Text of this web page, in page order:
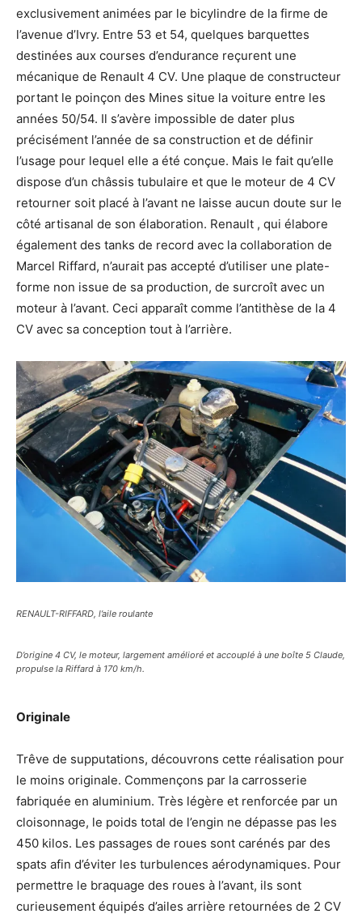
exclusivement animées par le bicylindre de la firme de
l’avenue d’Ivry. Entre 53 et 54, quelques barquettes
destinées aux courses d’endurance reçurent une
mécanique de Renault 4 CV. Une plaque de constructeur
portant le poinçon des Mines situe la voiture entre les
années 50/54. Il s’avère impossible de dater plus
précisément l’année de sa construction et de définir
l’usage pour lequel elle a été conçue. Mais le fait qu’elle
dispose d’un châssis tubulaire et que le moteur de 4 CV
retourner soit placé à l’avant ne laisse aucun doute sur le
côté artisanal de son élaboration. Renault , qui élabore
également des tanks de record avec la collaboration de
Marcel Riffard, n’aurait pas accepté d’utiliser une plate-
forme non issue de sa production, de surcroît avec un
moteur à l’avant. Ceci apparaît comme l’antithèse de la 4
CV avec sa conception tout à l’arrière.
RENAULT-RIFFARD, l’aile roulante
D’origine 4 CV, le moteur, largement amélioré et accouplé à une boîte 5 Claude,
propulse la Riffard à 170 km/h.
Originale
Trêve de supputations, découvrons cette réalisation pour
le moins originale. Commençons par la carrosserie
fabriquée en aluminium. Très légère et renforcée par un
cloisonnage, le poids total de l’engin ne dépasse pas les
450 kilos. Les passages de roues sont carénés par des
spats afin d’éviter les turbulences aérodynamiques. Pour
permettre le braquage des roues à l’avant, ils sont
curieusement équipés d’ailes arrière retournées de 2 CV